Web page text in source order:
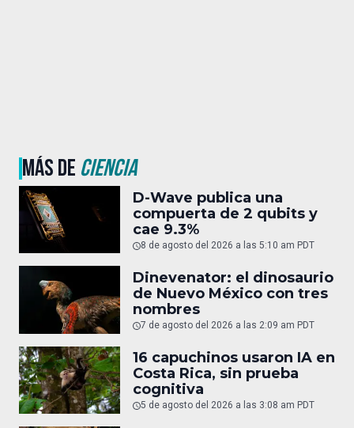
MÁS DE CIENCIA
D-Wave publica una
compuerta de 2 qubits y
cae 9.3%
8 de agosto del 2026 a las 5:10 am PDT
Dinevenator: el dinosaurio
de Nuevo México con tres
nombres
7 de agosto del 2026 a las 2:09 am PDT
16 capuchinos usaron IA en
Costa Rica, sin prueba
cognitiva
5 de agosto del 2026 a las 3:08 am PDT